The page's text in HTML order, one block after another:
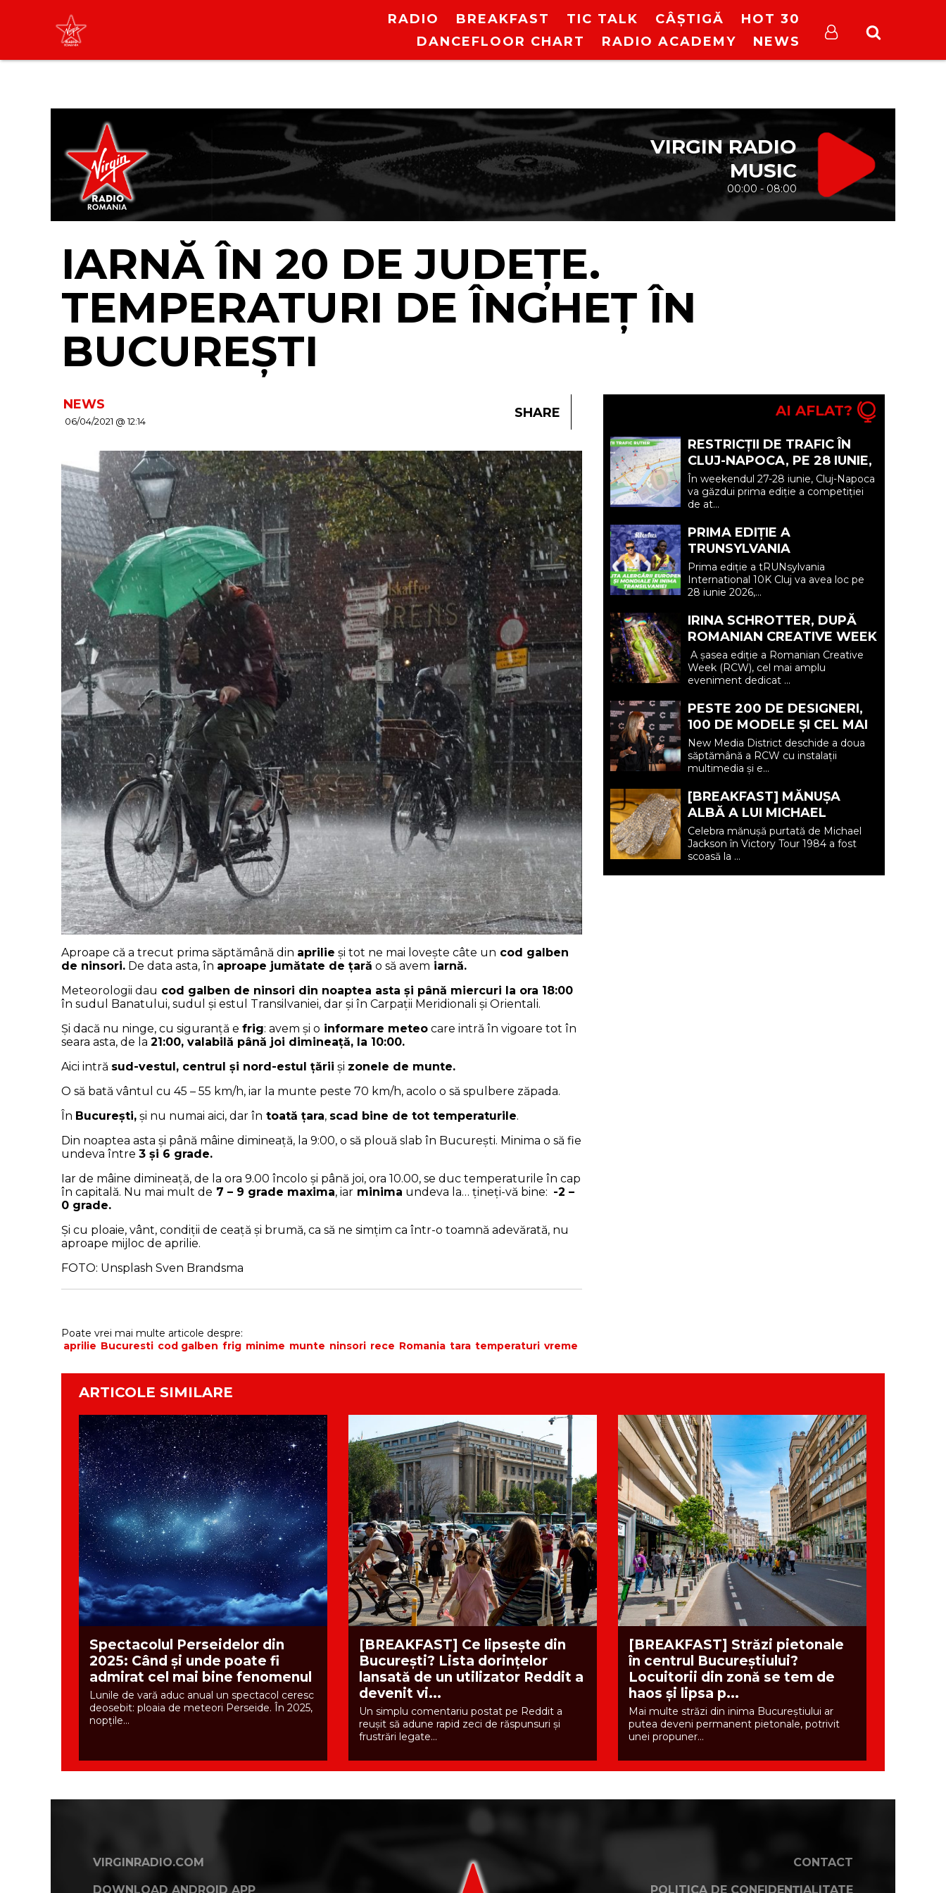
RADIO BREAKFAST TIC TALK CÂȘTIGĂ
HOT 30
DANCEFLOOR CHART
RADIO ACADEMY NEWS
VIRGIN RADIO
MUSIC
00:00 - 08:00
IARNĂ ÎN 20 DE JUDEȚE.
TEMPERATURI DE ÎNGHEȚ ÎN
BUCUREȘTI
NEWS
06/04/2021 @ 12:14
SHARE
Aproape că a trecut prima săptămână din aprilie și tot ne mai lovește câte un cod galben
de ninsori. De data asta, în aproape jumătate de țară o să avem iarnă.
Meteorologii dau cod galben de ninsori din noaptea asta și până miercuri la ora 18:00
în sudul Banatului, sudul și estul Transilvaniei, dar și în Carpații Meridionali și Orientali.
Și dacă nu ninge, cu siguranță e frig: avem și o informare meteo care intră în vigoare tot în
seara asta, de la 21:00, valabilă până joi dimineață, la 10:00.
Aici intră sud-vestul, centrul și nord-estul ţării și zonele de munte.
O să bată vântul cu 45 – 55 km/h, iar la munte peste 70 km/h, acolo o să spulbere zăpada.
În București, și nu numai aici, dar în toată țara, scad bine de tot temperaturile.
Din noaptea asta și până mâine dimineață, la 9:00, o să plouă slab în București. Minima o să fie
undeva între 3 și 6 grade.
Iar de mâine dimineață, de la ora 9.00 încolo și până joi, ora 10.00, se duc temperaturile în cap
în capitală. Nu mai mult de 7 – 9 grade maxima, iar minima undeva la… țineți-vă bine: -2 –
0 grade.
Și cu ploaie, vânt, condiții de ceață și brumă, ca să ne simțim ca într-o toamnă adevărată, nu
aproape mijloc de aprilie.
FOTO: Unsplash Sven Brandsma
Poate vrei mai multe articole despre:
aprilie Bucuresti cod galben frig minime munte ninsori rece Romania tara temperaturi vreme
AI AFLAT?
RESTRICȚII DE TRAFIC ÎN
CLUJ-NAPOCA, PE 28 IUNIE,
PE DURATA COMPETIȚIEI DE
ATLETISM CLUJ RUNNING
FES...
În weekendul 27-28 iunie, Cluj-Napoca
va găzdui prima ediție a competiției
de at...
PRIMA EDIȚIE A
TRUNSYLVANIA
INTERNATIONAL 10K CLUJ
ADUCE ELITA ALERGĂRII
EUROPENE ȘI MONDIALE ÎN
INI...
Prima ediție a tRUNsylvania
International 10K Cluj va avea loc pe
28 iunie 2026,...
IRINA SCHROTTER, DUPĂ
ROMANIAN CREATIVE WEEK
2026: „IAȘUL NE-A
REAMINTIT ȘI LA ACEASTĂ
EDIȚIE A RCW ...
A șasea ediție a Romanian Creative
Week (RCW), cel mai amplu
eveniment dedicat ...
PESTE 200 DE DESIGNERI,
100 DE MODELE ȘI CEL MAI
MARE CATWALK DIN
ROMÂNIA LA ROMANIAN
FASHION WEEK
New Media District deschide a doua
săptămână a RCW cu instalații
multimedia și e...
[BREAKFAST] MĂNUȘA
ALBĂ A LUI MICHAEL
JACKSON, SCOASĂ LA
LICITAȚIE. PREȚ DE
PORNIRE: 20.000 $
Celebra mănușă purtată de Michael
Jackson în Victory Tour 1984 a fost
scoasă la ...
ARTICOLE SIMILARE
Spectacolul Perseidelor din
2025: Când și unde poate fi
admirat cel mai bine fenomenul
Lunile de vară aduc anual un spectacol ceresc
deosebit: ploaia de meteori Perseide. În 2025,
nopțile...
[BREAKFAST] Ce lipsește din
București? Lista dorințelor
lansată de un utilizator Reddit a
devenit vi...
Un simplu comentariu postat pe Reddit a
reușit să adune rapid zeci de răspunsuri și
frustrări legate...
[BREAKFAST] Străzi pietonale
în centrul Bucureștiului?
Locuitorii din zonă se tem de
haos și lipsa p...
Mai multe străzi din inima Bucureștiului ar
putea deveni permanent pietonale, potrivit
unei propuner...
VIRGINRADIO.COM
DOWNLOAD ANDROID APP
CONTACT
POLITICA DE CONFIDENȚIALITATE